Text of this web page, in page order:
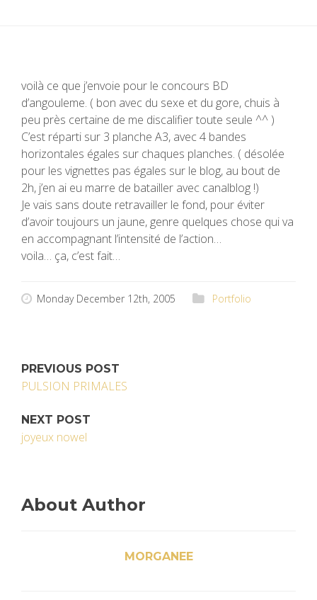
voilà ce que j’envoie pour le concours BD
d’angouleme. ( bon avec du sexe et du gore, chuis à
peu près certaine de me discalifier toute seule ^^ )
C’est réparti sur 3 planche A3, avec 4 bandes
horizontales égales sur chaques planches. ( désolée
pour les vignettes pas égales sur le blog, au bout de
2h, j’en ai eu marre de batailler avec canalblog !)
Je vais sans doute retravailler le fond, pour éviter
d’avoir toujours un jaune, genre quelques chose qui va
en accompagnant l’intensité de l’action…
voila… ça, c’est fait…
Monday December 12th, 2005 Portfolio
PREVIOUS POST
PULSION PRIMALES
NEXT POST
joyeux nowel
About Author
MORGANEE